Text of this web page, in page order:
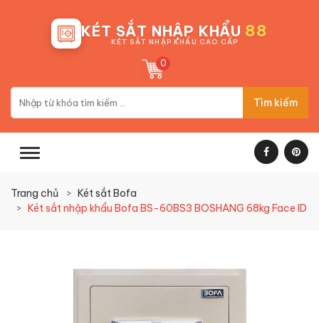
KÉT SẮT NHẬP KHẨU 88
KÉT SẮT NHẬP KHẨU CAO CẤP
0
Tìm kiếm
Trang chủ
Két sắt Bofa
Két sắt nhập khẩu Bofa BS-60BS3 BOSHANG 68kg Face ID